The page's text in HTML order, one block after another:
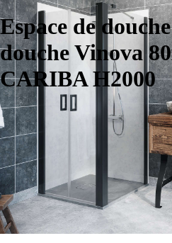
Espace de
douche Vinova
CARIBA H2000